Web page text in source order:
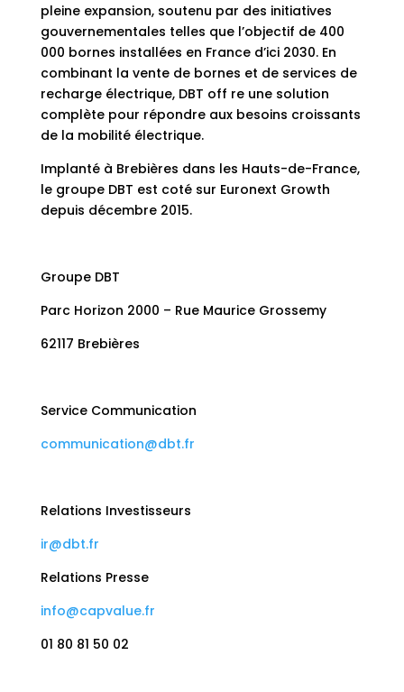
pleine expansion, soutenu par des initiatives
gouvernementales telles que l’objectif de 400
000 bornes installées en France d’ici 2030. En
combinant la vente de bornes et de services de
recharge électrique, DBT off re une solution
complète pour répondre aux besoins croissants
de la mobilité électrique.
Implanté à Brebières dans les Hauts-de-France,
le groupe DBT est coté sur Euronext Growth
depuis décembre 2015.
Groupe DBT
Parc Horizon 2000 – Rue Maurice Grossemy
62117 Brebières
Service Communication
communication@dbt.fr
Relations Investisseurs
ir@dbt.fr
Relations Presse
info@capvalue.fr
01 80 81 50 02